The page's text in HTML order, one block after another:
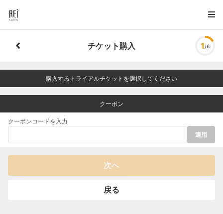
チケット購入 1 /6
購入するトライアルチケットを選択してください
クーポン
クーポンコードを入力
適用
次へ
戻る